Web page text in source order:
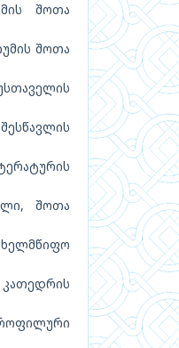
შოთა
შოთა
შოთა